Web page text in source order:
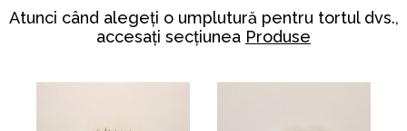
Atunci când alegeți o umplutură pentru tortul dvs.,
accesați secțiunea Produse